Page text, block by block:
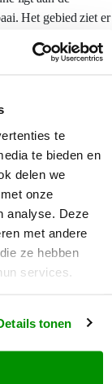
te
te bieden en
delen we
onze
analyse. Deze
met andere
ze hebben
services.
tonen
Het gebied ziet er
goed snorkelen in
liggen vaak een
per boot,
eiland kampeert
naar de
Whitehaven Beach